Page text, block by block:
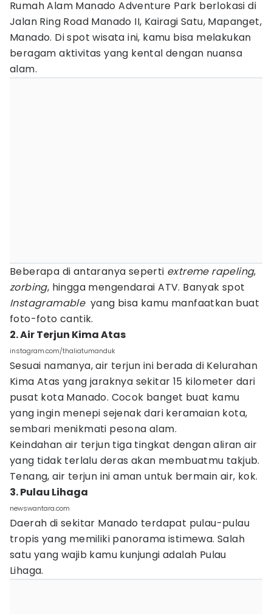
Rumah Alam Manado Adventure Park berlokasi di
Jalan Ring Road Manado II, Kairagi Satu, Mapanget,
Manado. Di spot wisata ini, kamu bisa melakukan
beragam aktivitas yang kental dengan nuansa
alam.
Beberapa di antaranya seperti extreme rapeling,
zorbing, hingga mengendarai ATV. Banyak spot
Instagramable yang bisa kamu manfaatkan buat
foto-foto cantik.
2. Air Terjun Kima Atas
instagram.com/thaliatumanduk
Sesuai namanya, air terjun ini berada di Kelurahan
Kima Atas yang jaraknya sekitar 15 kilometer dari
pusat kota Manado. Cocok banget buat kamu
yang ingin menepi sejenak dari keramaian kota,
sembari menikmati pesona alam.
Keindahan air terjun tiga tingkat dengan aliran air
yang tidak terlalu deras akan membuatmu takjub.
Tenang, air terjun ini aman untuk bermain air, kok.
3. Pulau Lihaga
newswantara.com
Daerah di sekitar Manado terdapat pulau-pulau
tropis yang memiliki panorama istimewa. Salah
satu yang wajib kamu kunjungi adalah Pulau
Lihaga.